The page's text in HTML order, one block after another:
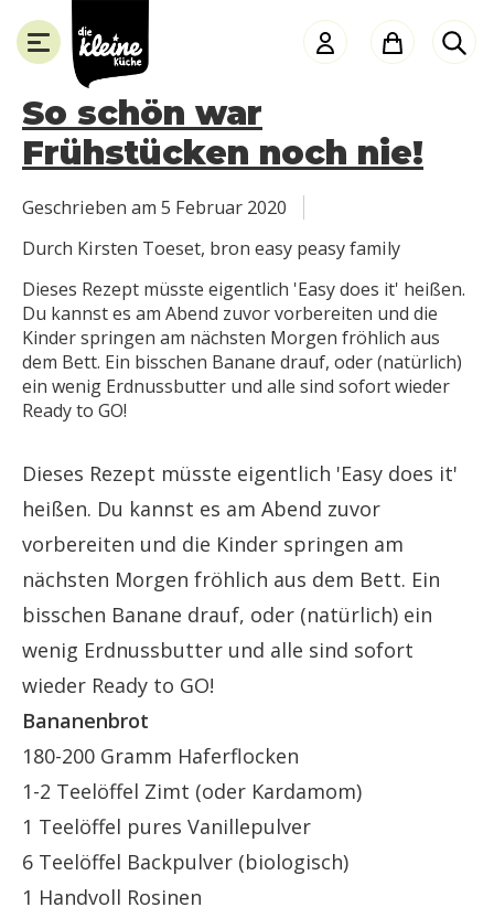
Die
Kleine
Küche
SLUITEN
So schön war
Frühstücken noch nie!
Geschrieben am 5 Februar 2020
Durch Kirsten Toeset, bron easy peasy family
Dieses Rezept müsste eigentlich 'Easy does it' heißen.
Du kannst es am Abend zuvor vorbereiten und die
Kinder springen am nächsten Morgen fröhlich aus
dem Bett. Ein bisschen Banane drauf, oder (natürlich)
ein wenig Erdnussbutter und alle sind sofort wieder
Ready to GO!
Dieses Rezept müsste eigentlich 'Easy does it'
heißen. Du kannst es am Abend zuvor
vorbereiten und die Kinder springen am
nächsten Morgen fröhlich aus dem Bett. Ein
bisschen Banane drauf, oder (natürlich) ein
wenig Erdnussbutter und alle sind sofort
wieder Ready to GO!
Bananenbrot
180-200 Gramm Haferflocken
1-2 Teelöffel Zimt (oder Kardamom)
1 Teelöffel pures Vanillepulver
6 Teelöffel Backpulver (biologisch)
1 Handvoll Rosinen